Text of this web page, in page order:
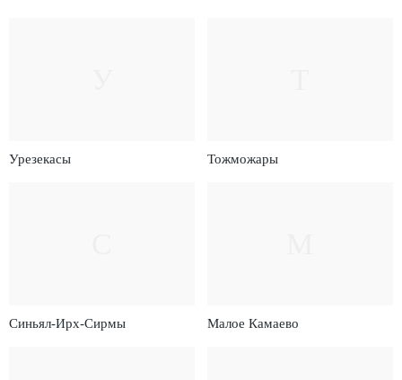
Урезекасы Тожможары
Синьял-Ирх-Сирмы Малое Камаево